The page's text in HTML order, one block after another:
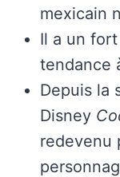
mexicain
Il a un
tendance
Depuis la
Disney
redevenu